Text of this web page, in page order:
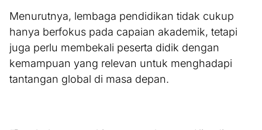
Menurutnya, lembaga pendidikan tidak cukup
hanya berfokus pada capaian akademik, tetapi
juga perlu membekali peserta didik dengan
kemampuan yang relevan untuk menghadapi
tantangan global di masa depan.